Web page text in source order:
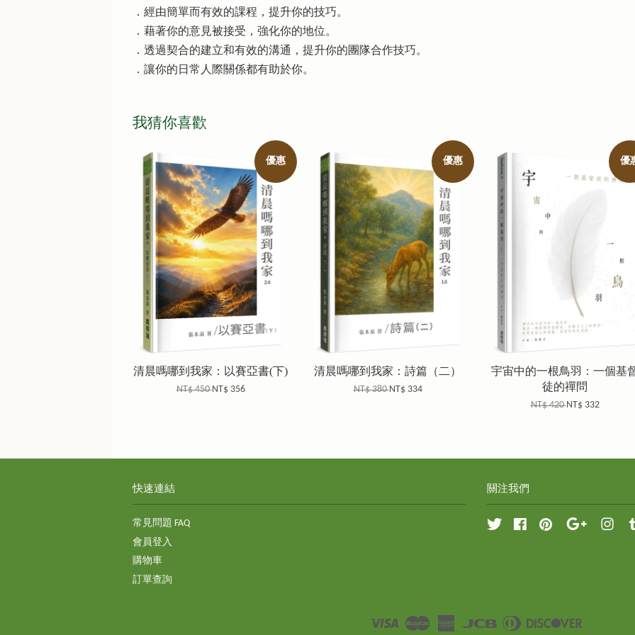
．經由簡單而有效的課程，提升你的技巧。
．藉著你的意見被接受，強化你的地位。
．透過契合的建立和有效的溝通，提升你的團隊合作技巧。
．讓你的日常人際關係都有助於你。
我猜你喜歡
優惠
清晨嗎哪到我家：以賽亞書(下)
NT$ 450NT$ 356
優惠
清晨嗎哪到我家：詩篇（二）
NT$ 380NT$ 334
優
宇宙中的一根鳥羽：一個基
徒的禪問
NT$ 420NT$ 332
快速連結
常見問題 FAQ
會員登入
購物車
訂單查詢
關注我們
Twitter FacebookPinterest Google
Visa Master
American
JCB
Diners